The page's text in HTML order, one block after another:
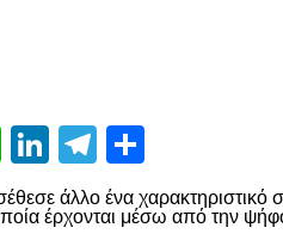
WhatsApp
LinkedIn
Telegram
άλλο ένα χαρακτηριστικό
έρχονται μέσω από την